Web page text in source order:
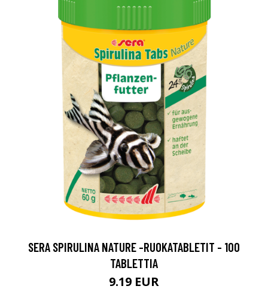
SERA SPIRULINA NATURE -RUOKATABLETIT - 100
TABLETTIA
9.19 EUR